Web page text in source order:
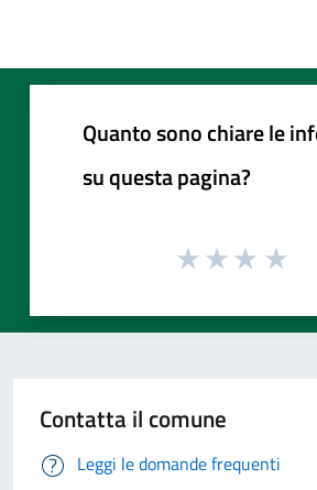
Quanto sono chiare le
su questa pagina?
Contatta il comune
Leggi le domande frequenti